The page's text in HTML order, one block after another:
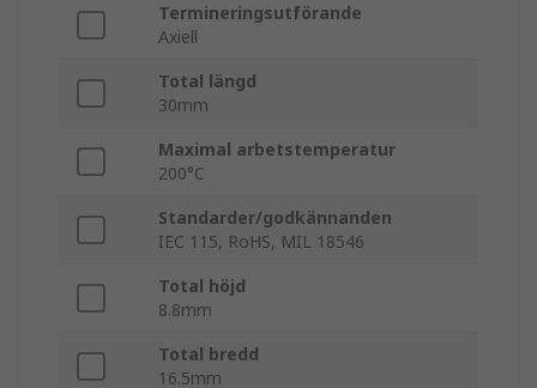
Termineringsutförande
Axiell
Total längd
30mm
Maximal arbetstemperatur
200°C
Standarder/godkännanden
IEC 115, RoHS, MIL 18546
Total höjd
8.8mm
Total bredd
16.5mm